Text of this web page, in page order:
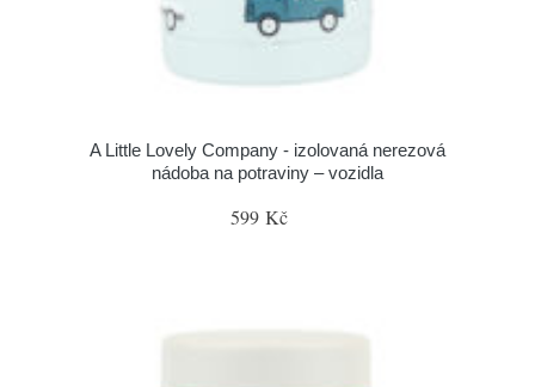
A Little Lovely Company - izolovaná nerezová
nádoba na potraviny – vozidla
599 Kč